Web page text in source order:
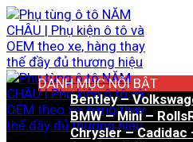
Bỏ
qua
nội
dung
DANH MỤC NỔI BẬT
Bentley –
BMW – Mini –
Chrysler – Cadidac